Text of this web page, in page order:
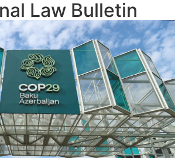
Law Bulletin